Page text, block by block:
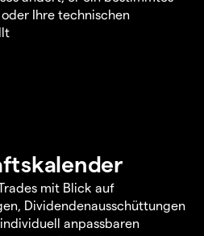
Ihre technischen
mit Blick auf
Dividendenausschüttungen
anpassbaren